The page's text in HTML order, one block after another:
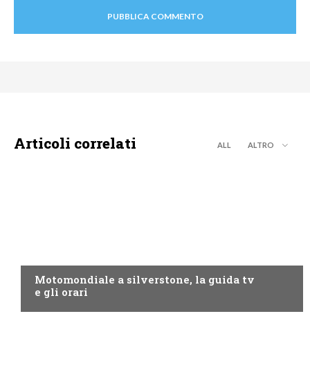
Articoli correlati ALL ALTRO
Motomondiale a silverstone, la guida tv
e gli orari